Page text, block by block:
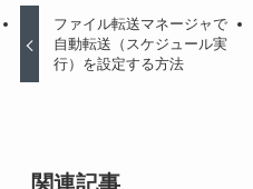
ファイル転送マネージャで
自動転送（スケジュール実
行）を設定する方法
関連記事